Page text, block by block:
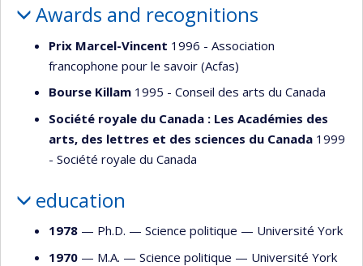
Awards and recognitions
Prix Marcel-Vincent 1996 - Association
francophone pour le savoir (Acfas)
Bourse Killam 1995 - Conseil des arts du Canada
Société royale du Canada : Les Académies des
arts, des lettres et des sciences du Canada 1999
- Société royale du Canada
education
1978 — Ph.D. — Science politique — Université York
1970 — M.A. — Science politique — Université York